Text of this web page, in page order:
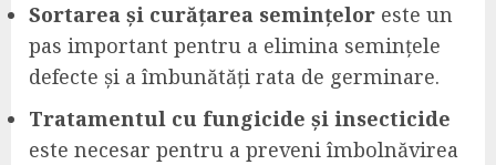
Sortarea și curățarea semințelor este un
pas important pentru a elimina semințele
defecte și a îmbunătăți rata de germinare.
Tratamentul cu fungicide și insecticide
este necesar pentru a preveni îmbolnăvirea